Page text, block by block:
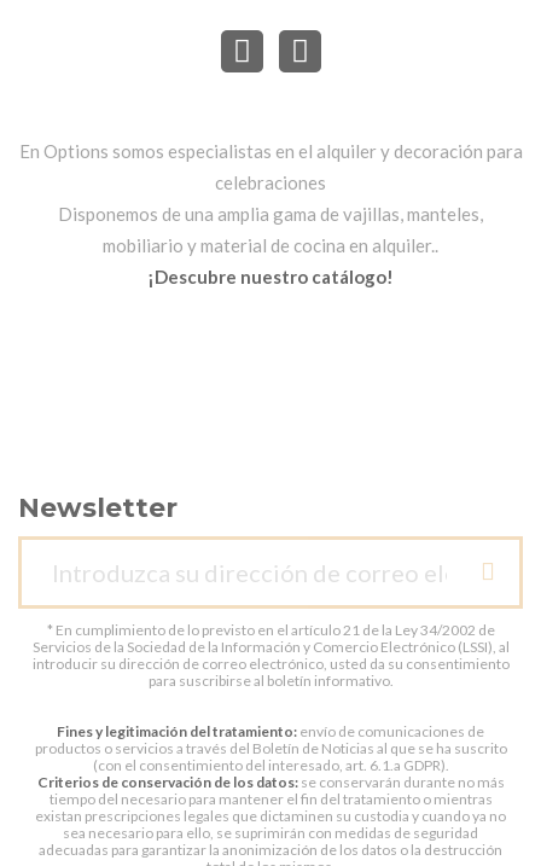
En Options somos especialistas en el alquiler y decoración para
celebraciones
Disponemos de una amplia gama de vajillas, manteles,
mobiliario y material de cocina en alquiler..
¡Descubre nuestro catálogo!
Newsletter
* En cumplimiento de lo previsto en el artículo 21 de la Ley 34/2002 de
Servicios de la Sociedad de la Información y Comercio Electrónico (LSSI), al
introducir su dirección de correo electrónico, usted da su consentimiento
para suscribirse al boletín informativo.
Fines y legitimación del tratamiento: envío de comunicaciones de
productos o servicios a través del Boletín de Noticias al que se ha suscrito
(con el consentimiento del interesado, art. 6.1.a GDPR).
Criterios de conservación de los datos:se conservarán durante no más
tiempo del necesario para mantener el fin del tratamiento o mientras
existan prescripciones legales que dictaminen su custodia y cuando ya no
sea necesario para ello, se suprimirán con medidas de seguridad
adecuadas para garantizar la anonimización de los datos o la destrucción